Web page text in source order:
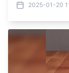
2025-01-20